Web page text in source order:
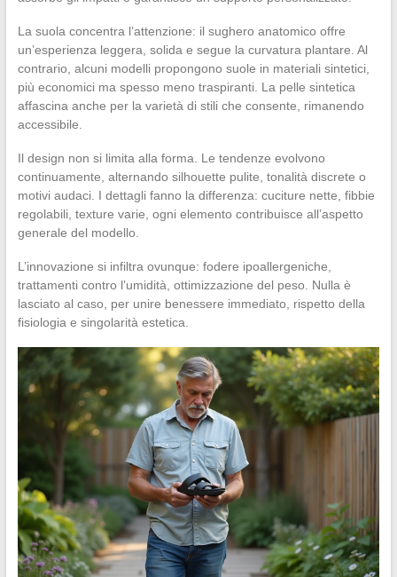
La suola concentra l’attenzione: il sughero anatomico offre
un’esperienza leggera, solida e segue la curvatura plantare. Al
contrario, alcuni modelli propongono suole in materiali sintetici,
più economici ma spesso meno traspiranti. La pelle sintetica
affascina anche per la varietà di stili che consente, rimanendo
accessibile.
Il design non si limita alla forma. Le tendenze evolvono
continuamente, alternando silhouette pulite, tonalità discrete o
motivi audaci. I dettagli fanno la differenza: cuciture nette, fibbie
regolabili, texture varie, ogni elemento contribuisce all’aspetto
generale del modello.
L’innovazione si infiltra ovunque: fodere ipoallergeniche,
trattamenti contro l’umidità, ottimizzazione del peso. Nulla è
lasciato al caso, per unire benessere immediato, rispetto della
fisiologia e singolarità estetica.